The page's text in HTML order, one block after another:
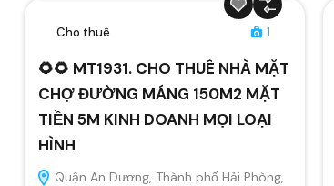
Cho thuê 1
🌻🌻 MT1931. CHO THUÊ NHÀ MẶT
CHỢ ĐƯỜNG MÁNG 150M2 MẶT
TIỀN 5M KINH DOANH MỌI LOẠI
HÌNH
Quận An Dương, Thành phố Hải Phòng,